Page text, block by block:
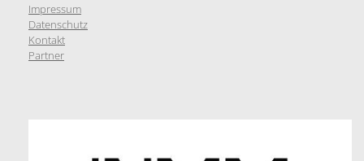
Impressum
Datenschutz
Kontakt
Partner